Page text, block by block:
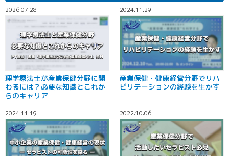
2026.07.28
理学療法士が産業保健分野に関
わるには？必要な知識とこれか
らのキャリア
2024.11.29
産業保健・健康経営分野でリハ
ビリテーションの経験を生かす
2024.11.19 2022.10.06